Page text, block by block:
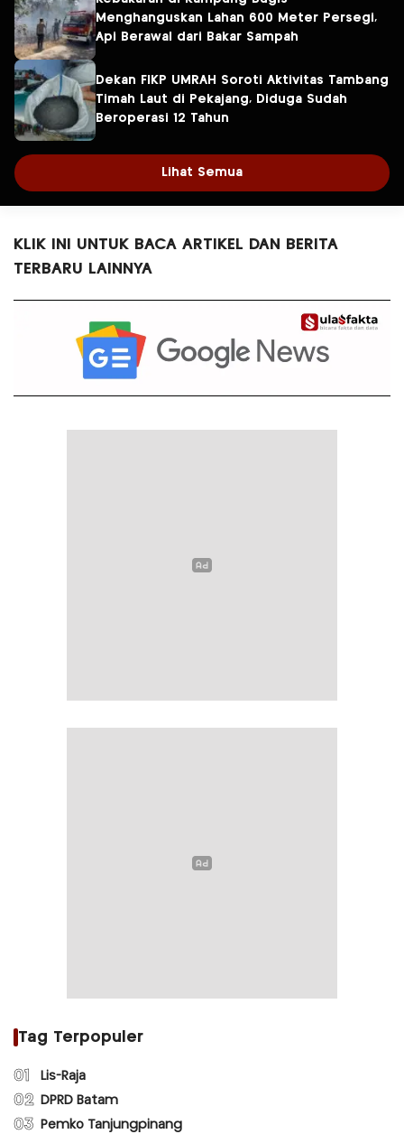
Menghanguskan Lahan 600 Meter Persegi,
Api Berawal dari Bakar Sampah
Dekan FIKP UMRAH Soroti Aktivitas Tambang
Timah Laut di Pekajang, Diduga Sudah
Beroperasi 12 Tahun
Lihat Semua
KLIK INI UNTUK BACA ARTIKEL DAN BERITA
TERBARU LAINNYA
Tag Terpopuler
01 Lis-Raja
02 DPRD Batam
03 Pemko Tanjungpinang